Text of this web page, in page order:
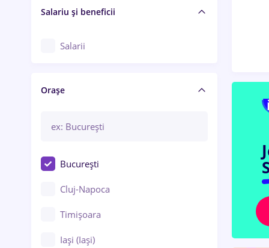
Salariu și beneficii
Salarii
Orașe
București
Cluj-Napoca
Timișoara
Iași (Iași)